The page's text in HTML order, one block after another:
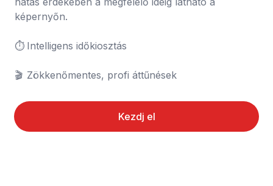
képernyőn.
⏱️	Intelligens időkiosztás
🎬	Zökkenőmentes, profi áttűnések
Kezdj el